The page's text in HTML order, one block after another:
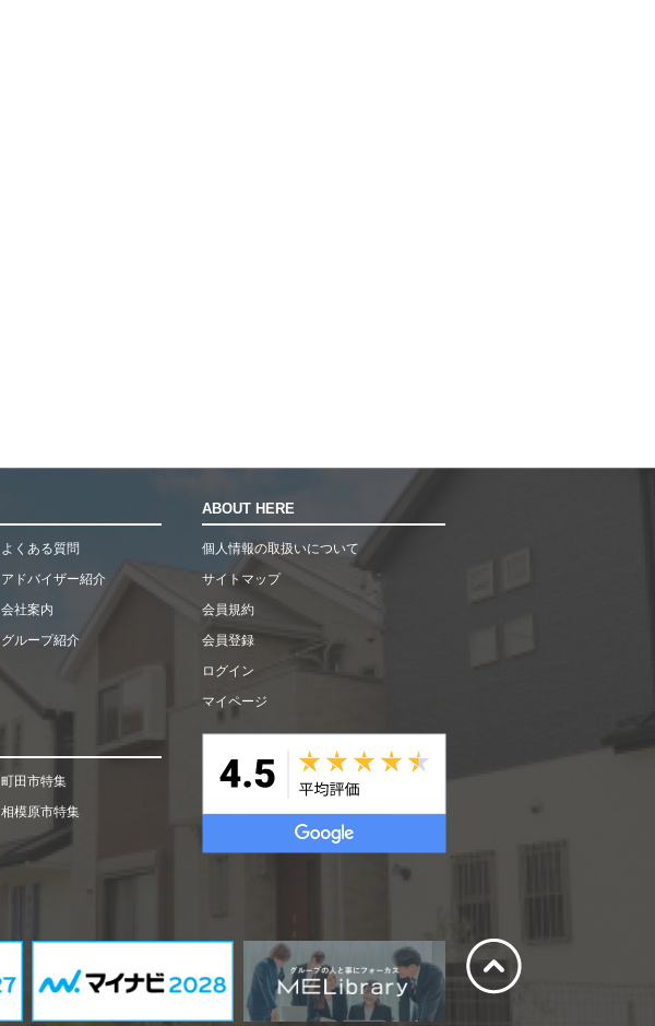
よくある質問
アドバイザー紹介
会社案内
グループ紹介
町田市特集
相模原市特集
ABOUT HERE
個人情報の取扱いについて
サイトマップ
会員規約
会員登録
ログイン
マイページ